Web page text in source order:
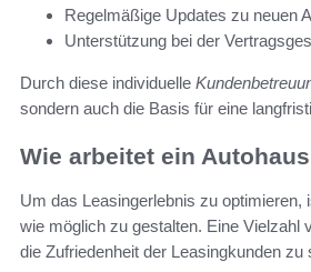
Regelmäßige Updates zu neuen
Unterstützung bei der
Durch diese individuelle
sondern auch die Basis für eine
Wie arbeitet ein
Um das Leasingerlebnis zu
wie möglich zu gestalten. Eine Vielzahl
die Zufriedenheit der Leasingkunden zu